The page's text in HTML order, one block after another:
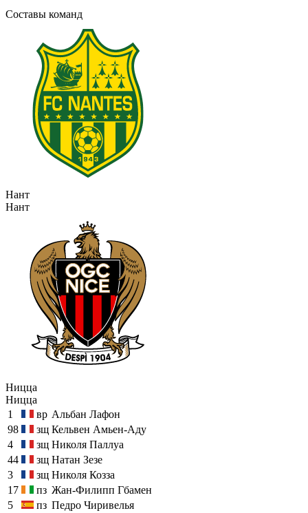
Составы команд
Нант
Нант
Ницца
Ницца
1
вр Альбан Лафон
98
зщ Кельвен Амьен-Аду
4
зщ Николя Паллуа
44
зщ Натан Зезе
3
зщ Николя Козза
17
пз Жан-Филипп Гбамен
5
пз Педро Чиривелья